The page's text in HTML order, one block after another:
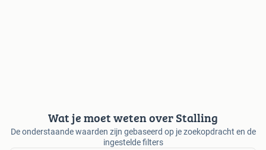
Wat je moet weten over Stalling
De onderstaande waarden zijn gebaseerd op je zoekopdracht en de
ingestelde filters